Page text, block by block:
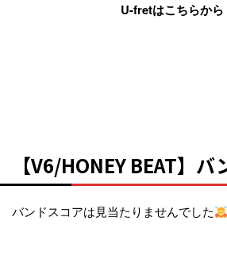
U-fretはこちらから
【V6/HONEY BEAT】
バンドスコアは見当たりませんでした